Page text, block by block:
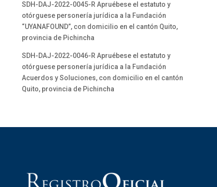
SDH-DAJ-2022-0045-R Apruébese el estatuto y
otórguese personería jurídica a la Fundación
“UYANAFOUND”, con domicilio en el cantón Quito,
provincia de Pichincha
SDH-DAJ-2022-0046-R Apruébese el estatuto y
otórguese personería jurídica a la Fundación
Acuerdos y Soluciones, con domicilio en el cantón
Quito, provincia de Pichincha